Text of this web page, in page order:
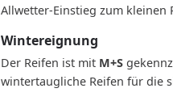
Allwetter-Einstieg zum kleinen
Wintereignung
Der Reifen ist mit M+S
wintertaugliche Reifen für die